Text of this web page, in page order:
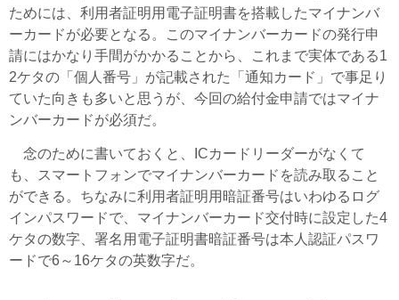
ためには、利用者証明用電子証明書を搭載したマイナンバ
ーカードが必要となる。このマイナンバーカードの発行申
請にはかなり手間がかかることから、これまで実体である1
2ケタの「個人番号」が記載された「通知カード」で事足り
ていた向きも多いと思うが、 今回の給付金申請ではマイナ
ンバーカードが必須だ。
念のために書いておくと、ICカードリーダーがなくて
も、スマートフォンでマイナンバーカードを読み取ること
ができる。ちなみに利用者証明用暗証番号はいわゆるログ
インパスワードで、マイナンバーカード交付時に設定した4
ケタの数字、署名用電子証明書暗証番号は本人認証パスワ
ードで6～16ケタの英数字だ。